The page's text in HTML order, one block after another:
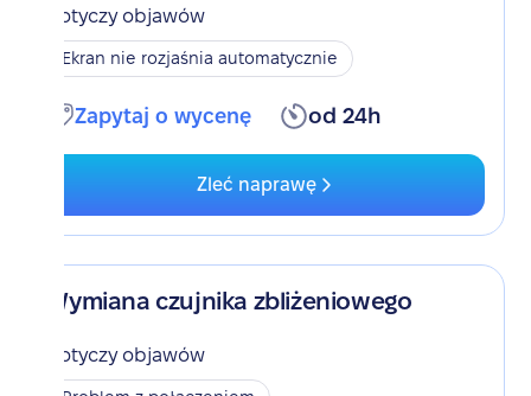
Dotyczy objawów
Ekran nie rozjaśnia automatycznie
Zapytaj o wycenę od 24h
Zleć naprawę
Wymiana czujnika zbliżeniowego
Dotyczy objawów